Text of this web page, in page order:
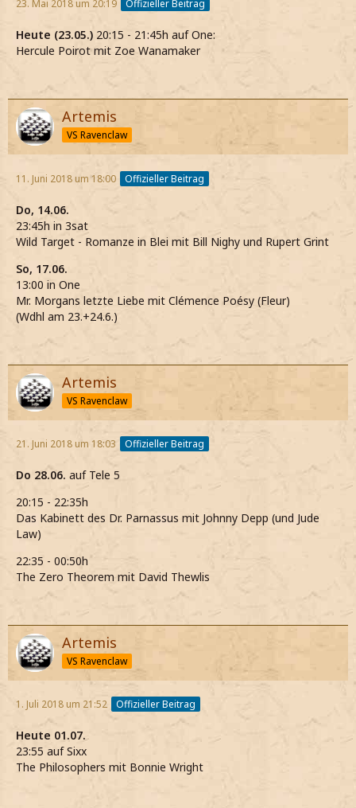
23. Mai 2018 um 20:19 Offizieller Beitrag
Heute (23.05.) 20:15 - 21:45h auf One:
Hercule Poirot mit Zoe Wanamaker
Artemis
VS Ravenclaw
11. Juni 2018 um 18:00 Offizieller Beitrag
Do, 14.06.
23:45h in 3sat
Wild Target - Romanze in Blei mit Bill Nighy und Rupert Grint
So, 17.06.
13:00 in One
Mr. Morgans letzte Liebe mit Clémence Poésy (Fleur)
(Wdhl am 23.+24.6.)
Artemis
VS Ravenclaw
21. Juni 2018 um 18:03 Offizieller Beitrag
Do 28.06. auf Tele 5
20:15 - 22:35h
Das Kabinett des Dr. Parnassus mit Johnny Depp (und Jude
Law)
22:35 - 00:50h
The Zero Theorem mit David Thewlis
Artemis
VS Ravenclaw
1. Juli 2018 um 21:52 Offizieller Beitrag
Heute 01.07.
23:55 auf Sixx
The Philosophers mit Bonnie Wright